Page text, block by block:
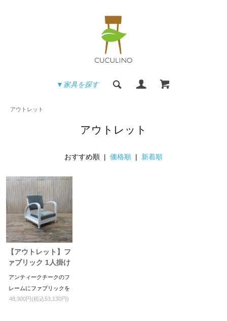
▼家具を探す
アウトレット
アウトレット
おすすめ順 | 価格順 | 新着順
【アウトレット】フ
ァブリック 1人掛け
ソファ
アンティークチークのフ
レームにファブリックを
組み合わせた一人掛けソ
48,300円(税込53,130円)